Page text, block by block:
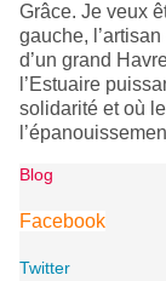
Grâce. Je veux
gauche,
d’un grand
l’Estuaire
solidarité et où
Blog
Facebook
Twitter